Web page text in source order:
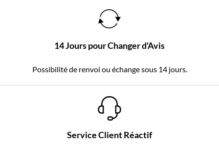
14 Jours pour Changer d'Avis
Possibilité de renvoi ou échange sous 14 jours.
Service Client Réactif